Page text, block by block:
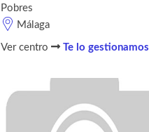
Pobres
Málaga
Ver centro Te lo gestionamos